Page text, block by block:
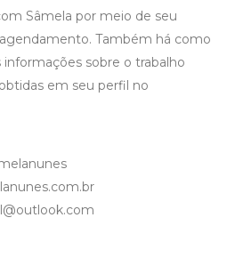
Sâmela por meio de seu
Também há como
sobre o trabalho
em seu perfil no